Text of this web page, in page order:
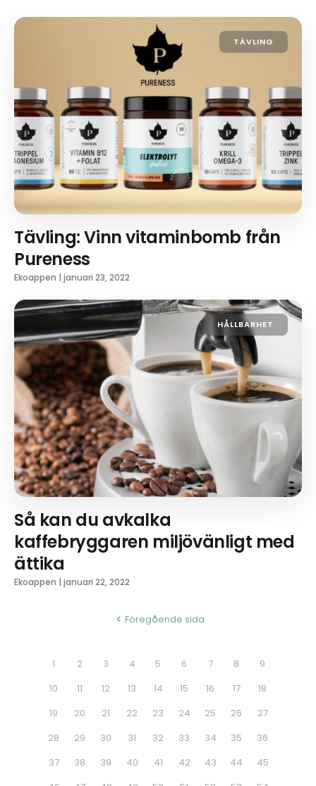
TÄVLING
Tävling: Vinn vitaminbomb från
Pureness
Ekoappen | januari 23, 2022
HÅLLBARHET
Så kan du avkalka
kaffebryggaren miljövänligt med
ättika
Ekoappen | januari 22, 2022
Föregående sida
1 2 3 4 5 6 7 8
9
10
11 12 13 14 15 16 17
18
19
20 21 22 23 24 25 26
27
28
29 30 31 32 33 34 35
36
37
38 39 40 41 42 43 44
45